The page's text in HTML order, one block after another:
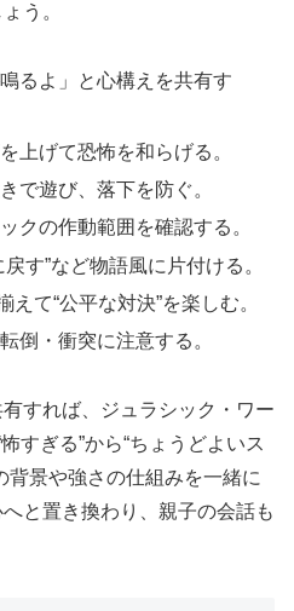
う。
るよ」と心構えを共有す
上げて恐怖を和らげる。
で遊び、落下を防ぐ。
クの作動範囲を確認する。
す”など物語風に片付ける。
て“公平な対決”を楽しむ。
倒・衝突に注意する。
すれば、ジュラシック・ワー
すぎる”から“ちょうどよいス
背景や強さの仕組みを一緒に
と置き換わり、親子の会話も